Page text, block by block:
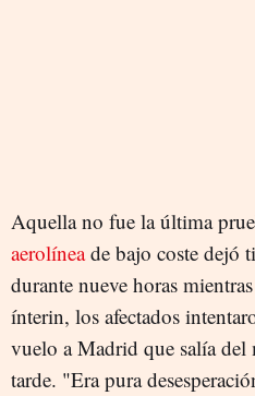
Aquella no fue la última
aerolíneade bajo coste dejó
durante nueve horas
ínterin, los afectados
vuelo a Madrid que salía
tarde. "Era pura